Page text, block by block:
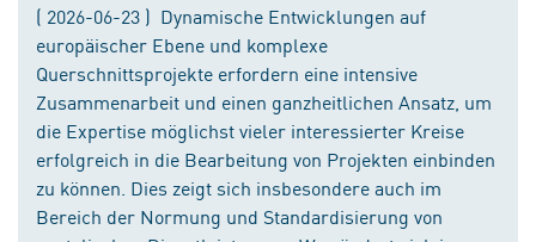
( 2026-06-23 ) Dynamische Entwicklungen auf
europäischer Ebene und komplexe
Querschnittsprojekte erfordern eine intensive
Zusammenarbeit und einen ganzheitlichen Ansatz, um
die Expertise möglichst vieler interessierter Kreise
erfolgreich in die Bearbeitung von Projekten einbinden
zu können. Dies zeigt sich insbesondere auch im
Bereich der Normung und Standardisierung von